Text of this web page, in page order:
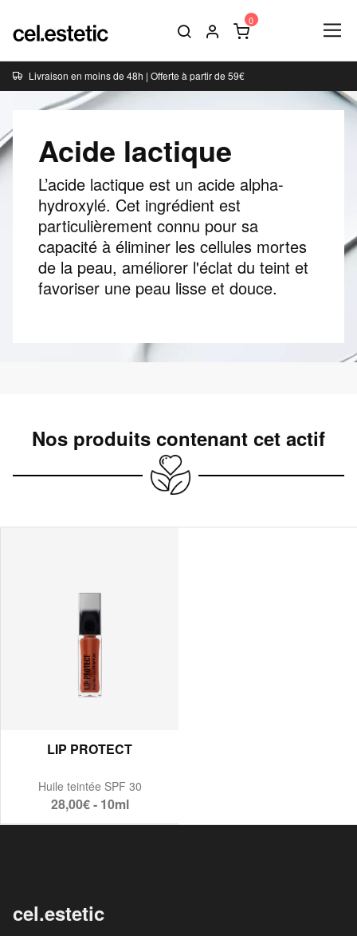
Livraison en moins de 48h | Offerte à partir de 59€
Acide lactique
L’acide lactique est un acide alpha-
hydroxylé. Cet ingrédient est
particulièrement connu pour sa
capacité à éliminer les cellules mortes
de la peau, améliorer l'éclat du teint et
favoriser une peau lisse et douce.
Nos produits contenant cet actif
LIP PROTECT
Huile teintée SPF 30
28,00€ - 10ml
cel.estetic